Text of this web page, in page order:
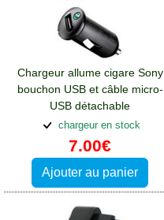
Chargeur allume cigare Sony
bouchon USB et câble micro-
USB détachable
AN401:Chargeurs Blackberry
DTEK50
chargeur en stock
7.00€
Ajouter au panier